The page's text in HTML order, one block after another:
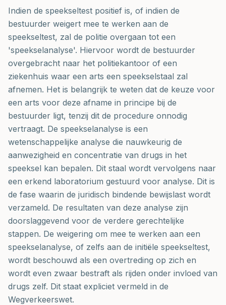
Indien de speekseltest positief is, of indien de
bestuurder weigert mee te werken aan de
speekseltest, zal de politie overgaan tot een
'speekselanalyse'. Hiervoor wordt de bestuurder
overgebracht naar het politiekantoor of een
ziekenhuis waar een arts een speekselstaal zal
afnemen. Het is belangrijk te weten dat de keuze voor
een arts voor deze afname in principe bij de
bestuurder ligt, tenzij dit de procedure onnodig
vertraagt. De speekselanalyse is een
wetenschappelijke analyse die nauwkeurig de
aanwezigheid en concentratie van drugs in het
speeksel kan bepalen. Dit staal wordt vervolgens naar
een erkend laboratorium gestuurd voor analyse. Dit is
de fase waarin de juridisch bindende bewijslast wordt
verzameld. De resultaten van deze analyse zijn
doorslaggevend voor de verdere gerechtelijke
stappen. De weigering om mee te werken aan een
speekselanalyse, of zelfs aan de initiële speekseltest,
wordt beschouwd als een overtreding op zich en
wordt even zwaar bestraft als rijden onder invloed van
drugs zelf. Dit staat expliciet vermeld in de
Wegverkeerswet.